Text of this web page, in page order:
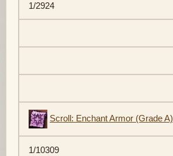
1/2924
Scroll: Enchant Armor (Grade A)
1/10309